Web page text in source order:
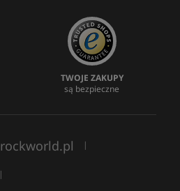
TWOJE ZAKUPY
są bezpieczne
rockworld.pl |
|